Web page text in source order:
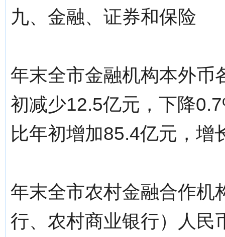
九、金融、证券和保险
年末全市金融机构本外币
初减少12.5亿元，下降
比年初增加85.4亿元，增
年末全市农村金融合作机
行、农村商业银行）人民